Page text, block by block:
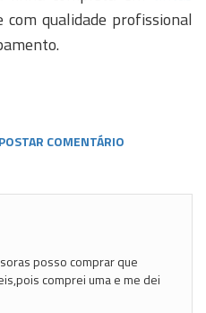
qualidade profissional
POSTAR COMENTÁRIO
posso comprar que
comprei uma e me dei